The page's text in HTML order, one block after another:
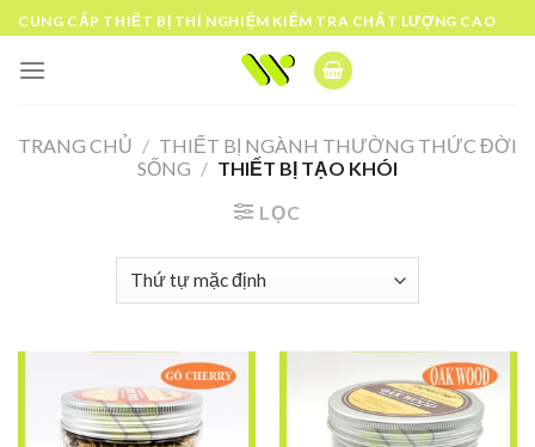
Skip
to
content
CUNG CẤP THIẾT BỊ THÍ NGHIỆM KIỂM TRA CHẤT LƯỢNG CAO
TRANG CHỦ / THIẾT BỊ NGÀNH THƯỜNG THỨC ĐỜI
SỐNG / THIẾT BỊ TẠO KHÓI
LỌC